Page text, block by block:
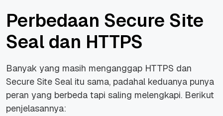
Perbedaan Secure Site
Seal dan HTTPS
Banyak yang masih menganggap HTTPS dan
Secure Site Seal itu sama, padahal keduanya punya
peran yang berbeda tapi saling melengkapi. Berikut
penjelasannya: